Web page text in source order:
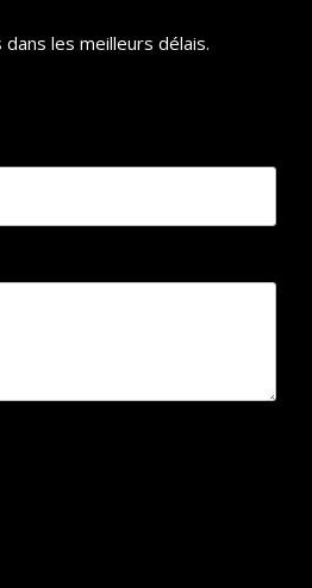
les meilleurs délais.